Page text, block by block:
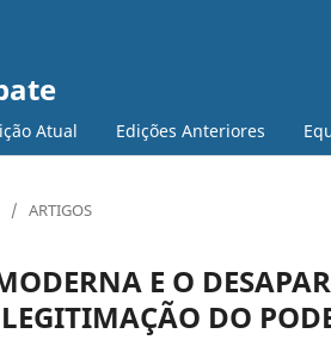
Atual Edições Anteriores
/ ARTIGOS
E O
DO